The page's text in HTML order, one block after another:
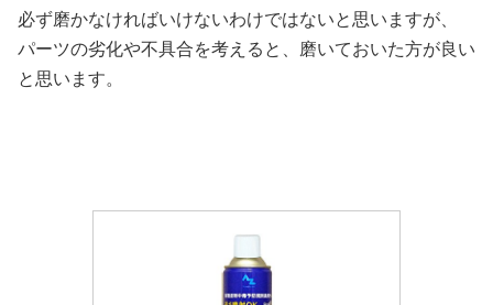
必ず磨かなければいけないわけではないと思いますが、
パーツの劣化や不具合を考えると、磨いておいた方が良い
と思います。